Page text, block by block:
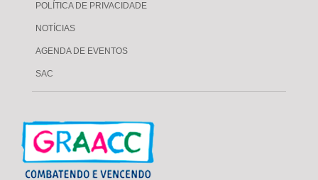
POLÍTICA DE PRIVACIDADE
NOTÍCIAS
AGENDA DE EVENTOS
SAC